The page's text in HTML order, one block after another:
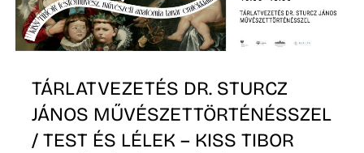
TÁRLATVEZETÉS DR. STURCZ
JÁNOS MŰVÉSZETTÖRTÉNÉSSZEL
/ TEST ÉS LÉLEK – KISS TIBOR